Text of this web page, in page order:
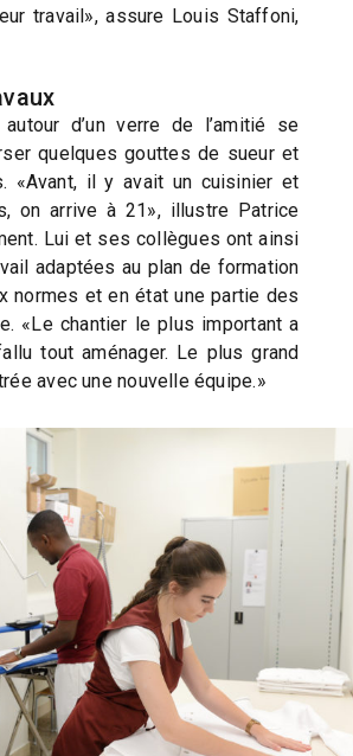
travail», assure Louis Staffoni,
d’un verre de l’amitié se
quelques gouttes de sueur et
«Avant, il y avait un cuisinier et
on arrive à 21», illustre Patrice
Lui et ses collègues ont ainsi
adaptées au plan de formation
normes et en état une partie des
«Le chantier le plus important a
tout aménager. Le plus grand
avec une nouvelle équipe.»